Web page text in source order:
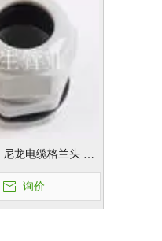
尼龙电缆格兰头 电
询价